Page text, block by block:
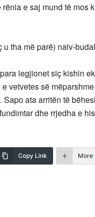
e saj mund të mos
tha më parë) naiv-
legjionet siç kishin
vetvetes së
ata arritën të
dhe rrjedha e
Copy Link More